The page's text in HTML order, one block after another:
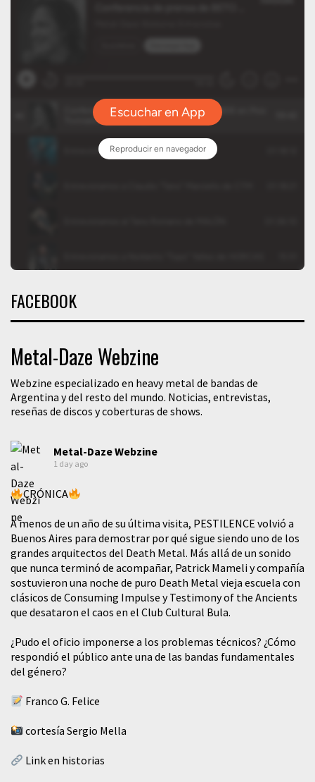
FACEBOOK
Metal-Daze Webzine
Webzine especializado en heavy metal de bandas de
Argentina y del resto del mundo. Noticias, entrevistas,
reseñas de discos y coberturas de shows.
Metal-Daze Webzine
1 day ago
CRÓNICA
A menos de un año de su última visita, PESTILENCE volvió a
Buenos Aires para demostrar por qué sigue siendo uno de los
grandes arquitectos del Death Metal. Más allá de un sonido
que nunca terminó de acompañar, Patrick Mameli y compañía
sostuvieron una noche de puro Death Metal vieja escuela con
clásicos de Consuming Impulse y Testimony of the Ancients
que desataron el caos en el Club Cultural Bula.
¿Pudo el oficio imponerse a los problemas técnicos? ¿Cómo
respondió el público ante una de las bandas fundamentales
del género?
Franco G. Felice
cortesía Sergio Mella
Link en historias